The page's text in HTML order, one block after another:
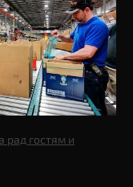
рад гостям и